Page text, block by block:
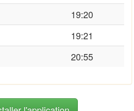
19:20
19:21
20:55